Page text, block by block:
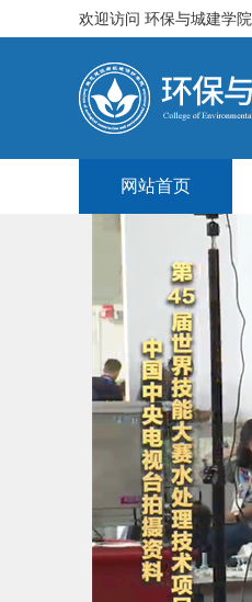
欢迎访问 环保与城建学院
网站首页